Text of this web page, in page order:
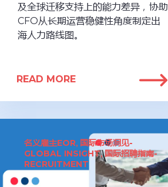
及全球迁移支持上的能力差异，协助
CFO从长期运营稳健性角度制定出
海人力路线图。
READ MORE
名义雇主EOR, 国际市场洞见-
GLOBAL INSIGHT,国际招聘指南-
RECRUITMENT